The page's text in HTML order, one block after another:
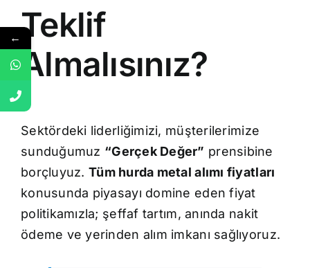
Teklif
Almalısınız?
Sektördeki liderliğimizi, müşterilerimize
sunduğumuz “Gerçek Değer” prensibine
borçluyuz. Tüm hurda metal alımı fiyatları
konusunda piyasayı domine eden fiyat
politikamızla; şeffaf tartım, anında nakit
ödeme ve yerinden alım imkanı sağlıyoruz.
←